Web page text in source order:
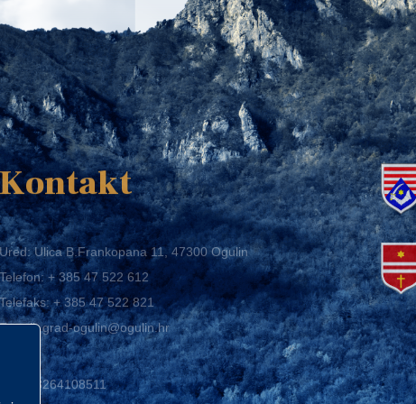
Kontakt
Ured: Ulica B.Frankopana 11, 47300 Ogulin
Telefon:+ 385 47 522 612
Telefaks:+ 385 47 522 821
E-mail:grad-ogulin@ogulin.hr
OIB: 58264108511
IBAN: HR1424020061829700009